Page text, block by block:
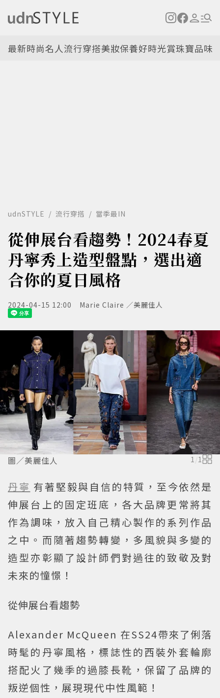
最新時尚名人流行穿搭美妝保養好時光賞珠寶品味
udnSTYLE 流行穿搭 當季最IN
從伸展台看趨勢！2024春夏
丹寧秀上造型盤點，選出適
合你的夏日風格
2024-04-15 12:00 Marie Claire ／美麗佳人
圖／美麗佳人 1 /1
丹寧 有著堅毅與自信的特質，至今依然是
伸展台上的固定班底，各大品牌更常將其
作為調味，放入自己精心製作的系列作品
之中。而隨著趨勢轉變，多風貌與多變的
造型亦彰顯了設計師們對過往的致敬及對
未來的憧憬！
從伸展台看趨勢
Alexander McQueen 在SS24帶來了俐落
時髦的丹寧風格，標誌性的西裝外套輪廓
搭配火了幾季的過膝長靴，保留了品牌的
叛逆個性，展現現代中性風範！